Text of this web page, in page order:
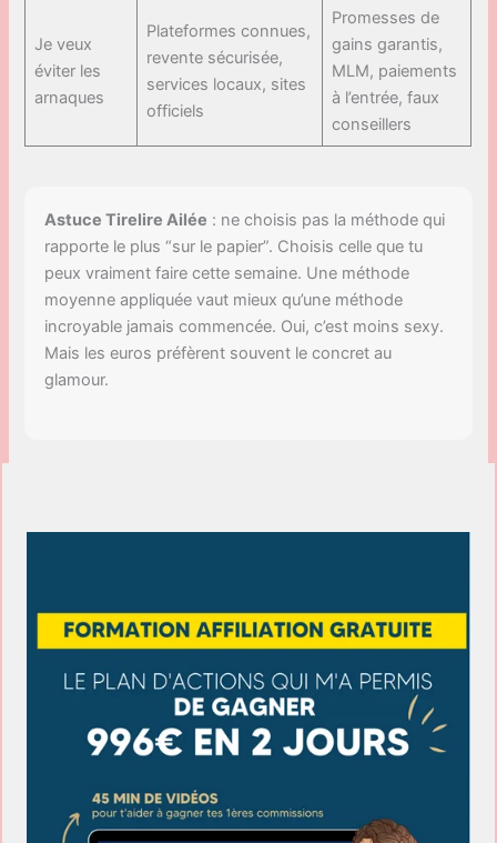
Je veux
éviter les
arnaques
Plateformes connues,
revente sécurisée,
services locaux, sites
officiels
Promesses de
gains garantis,
MLM, paiements
à l’entrée, faux
conseillers
Astuce Tirelire Ailée : ne choisis pas la méthode qui
rapporte le plus “sur le papier”. Choisis celle que tu
peux vraiment faire cette semaine. Une méthode
moyenne appliquée vaut mieux qu’une méthode
incroyable jamais commencée. Oui, c’est moins sexy.
Mais les euros préfèrent souvent le concret au
glamour.